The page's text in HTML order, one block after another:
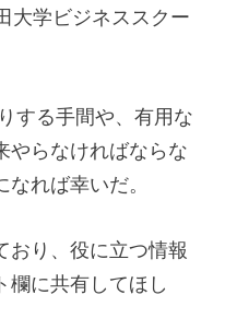
大学ビジネススクー
する手間や、有用な
やらなければならな
れば幸いだ。
おり、役に立つ情報
欄に共有してほし